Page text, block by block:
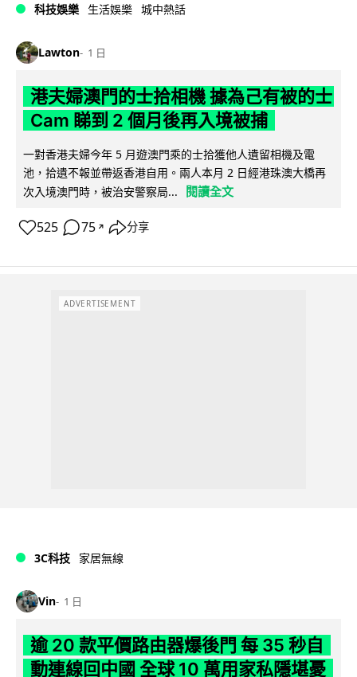
科技娛樂 生活娛樂 城中熱話
Lawton 1 日
港夫婦澳門的士拾相機 據為己有被的士
Cam 睇到 2 個月後再入境被捕
一對香港夫婦今年 5 月遊澳門乘的士拾獲他人遺留相機及電
池，拾遺不報並帶返香港自用。兩人本月 2 日經港珠澳大橋再
次入境澳門時，被治安警察局...
閱讀全文
525 75 ↗ 分享
ADVERTISEMENT
3C科技 家居無線
Vin 1 日
逾 20 款平價路由器爆後門 每 35 秒自
動連線回中國 全球 10 萬用家私隱堪憂